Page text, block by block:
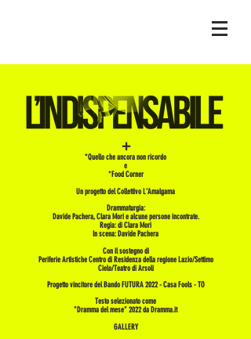
+
*Quello che ancora non ricordo
e
*Food Corner
Un progetto del Collettivo L’Amalgama
Drammaturgia:
Davide Pachera, Clara Mori e alcune persone incontrate.
Regia: di Clara Mori
In scena: Davide Pachera
Con il sostegno di
Periferie Artistiche Centro di Residenza della regione Lazio/Settimo
Cielo/Teatro di Arsoli
Progetto vincitore del Bando FUTURA 2022 - Casa Fools - TO
Testo selezionato come
"Dramma del mese" 2022 da Dramma.it
GALLERY